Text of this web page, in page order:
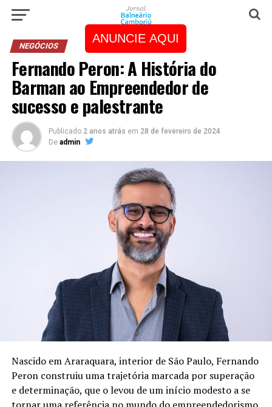
ANUNCIE AQUI
NEGÓCIOS
Fernando Peron: A História do
Barman ao Empreendedor de
sucesso e palestrante
Publicado 2 anos atrás em 28 de fevereiro de 2024
De admin
Nascido em Araraquara, interior de São Paulo, Fernando
Peron construiu uma trajetória marcada por superação
e determinação, que o levou de um início modesto a se